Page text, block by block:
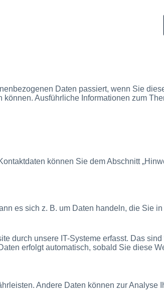
Daten passiert, wenn Sie
Ausführliche Informationen zum
können Sie dem Abschnitt
es sich z. B. um Daten handeln, die Sie
durch unsere IT-Systeme erfasst. Das
erfolgt automatisch, sobald Sie diese
Andere Daten können zur Analyse